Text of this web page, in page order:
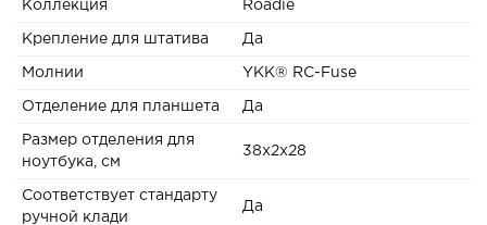
Коллекция Roadie
Крепление для штатива Да
Молнии YKK® RC-Fuse
Отделение для планшета Да
Размер отделения для
ноутбука, см
38х2х28
Соответствует стандарту
ручной клади
Да